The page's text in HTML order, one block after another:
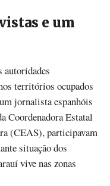
e um
autoridades
territórios ocupados
jornalista espanhóis
Coordenadora Estatal
(CEAS), participavam
situação dos
vive nas zonas